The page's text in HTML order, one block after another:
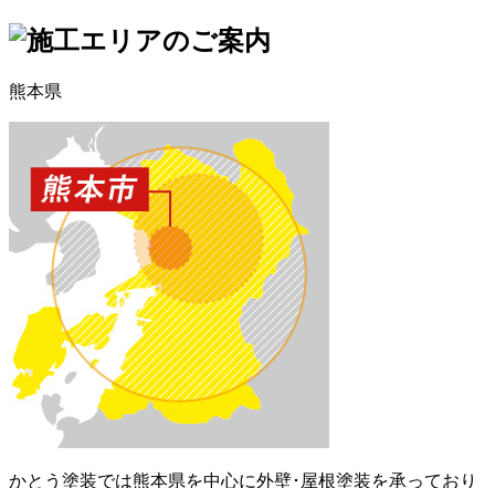
熊本県
かとう塗装では熊本県を中心に外壁･屋根塗装を承っており